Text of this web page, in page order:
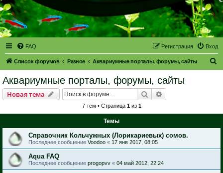
FAQ Вход
Регистрация
Список форумов Разное Аквариумные порталы, форумы, сайты
Аквариумные порталы, форумы, сайты
Новая тема Поиск
7 тем • Страница 1из 1
Темы
Справочник Кольчужных (Лорикариевых) сомов.
Последнее сообщение Voodoo « 17 янв 2017, 08:05
Aqua FAQ
Последнее сообщение progopvv « 04 май 2012, 22:24